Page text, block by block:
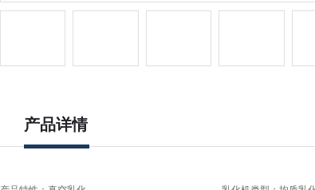
产品详情